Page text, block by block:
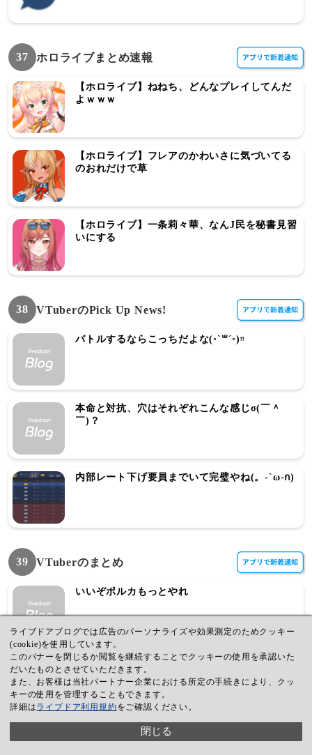
37 ホロライブまとめ速報
【ホロライブ】ねねち、どんなプレイしてんだ
よｗｗｗ
【ホロライブ】フレアのかわいさに気づいてる
のおれだけで草
【ホロライブ】一条莉々華、なんJ民を秘書見習
いにする
38 VTuberのPick Up News!
バトルするならこっちだよな(◦`꒳´◦)ᵎᵎ
本命と対抗、穴はそれぞれこんな感じσ(￣＾
￣)？
内部レート下げ要員までいて完璧やね(。-`ω-ก)
39 VTuberのまとめ
いいぞポルカもっとやれ
森クロコラボのゲームってどんなのなん？
このTDにスバルとぼっさんぶち込んだ
ら・・・？
ライブドアブログでは広告のパーソナライズや効果測定のためクッキー
(cookie)を使用しています。
このバナーを閉じるか閲覧を継続することでクッキーの使用を承認いた
だいたものとさせていただきます。
また、お客様は当社パートナー企業における所定の手続きにより、クッ
キーの使用を管理することもできます。
詳細はライブドア利用規約をご確認ください。
閉じる